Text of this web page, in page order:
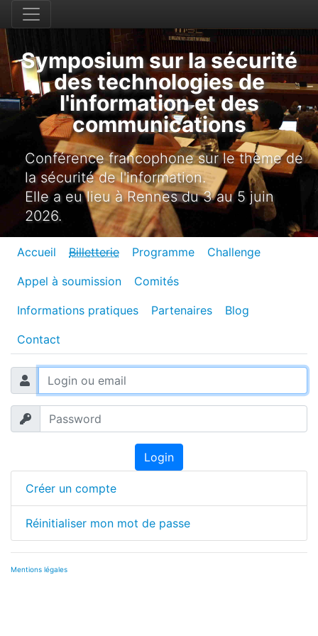
Symposium sur la sécurité
des technologies de
l'information et des
communications
Conférence francophone sur le thème de
la sécurité de l'information.
Elle a eu lieu à Rennes du 3 au 5 juin
2026.
Accueil Billetterie Programme Challenge
Appel à soumission Comités
Informations pratiques Partenaires Blog
Contact
Login
Créer un compte
Réinitialiser mon mot de passe
Mentions légales